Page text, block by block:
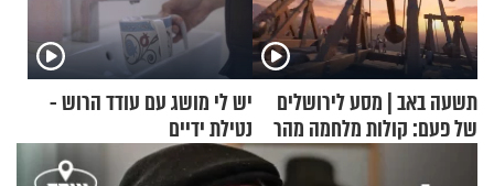
תשעה באב | מסע לירושלים
של פעם: קולות מלחמה מהר
יש לי מושג עם עודד הרוש -
נטילת ידיים